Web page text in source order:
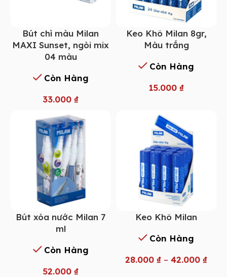
Bút chì màu Milan
MAXI Sunset, ngòi mix
04 màu
Còn Hàng
33.000 ₫
Keo Khô Milan 8gr,
Màu trắng
Còn Hàng
15.000₫
Bút xóa nước Milan 7
ml
Còn Hàng
52.000 ₫
Keo Khô Milan
Còn Hàng
28.000₫ –42.000₫